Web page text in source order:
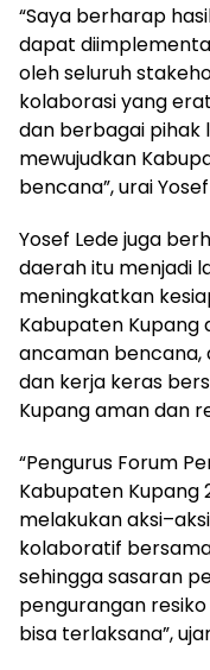
“Saya berharap
dapat
oleh seluruh
kolaborasi yang
dan berbagai pihak
mewujudkan
bencana”, urai
Yosef Lede juga
daerah itu menjadi
meningkatkan
Kabupaten
ancaman bencana,
dan kerja keras
Kupang aman dan
“Pengurus Forum
Kabupaten Kupang
melakukan
kolaboratif
sehingga sasaran
pengurangan
bisa terlaksana”,